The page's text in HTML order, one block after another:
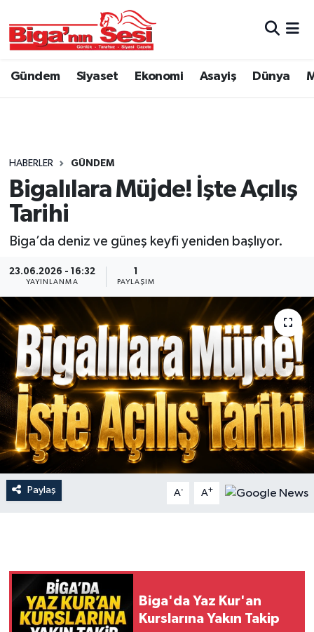
Gündem Siyaset Ekonomi Asayiş Dünya
HABERLER GÜNDEM
Bigalılara Müjde! İşte Açılış
Tarihi
Biga’da deniz ve güneş keyfi yeniden başlıyor.
23.06.2026 - 16:32
YAYINLANMA
1
PAYLAŞIM
Paylaş A- A+
Biga'da Yaz Kur'an
Kurslarına Yakın Takip
Asayiş
Belediye
Dünya
Ekonomi
Genel
Gündem
Hava Durumu
İlan
Kültür Sanat
Magazin
Resmî ilanlar
Sağlık
Çanakkale Hava Durumu
Tüm Manşetler
Son Dakika Haberleri